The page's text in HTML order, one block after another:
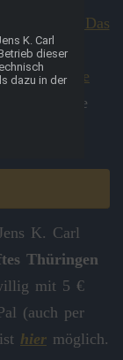
auf Google
Thüringen
mit 5 €
(auch per
hier möglich.
K. Carl
dieser
dazu in der